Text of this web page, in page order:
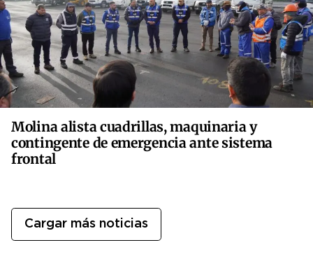
Molina alista cuadrillas, maquinaria y
contingente de emergencia ante sistema
frontal
Cargar más noticias